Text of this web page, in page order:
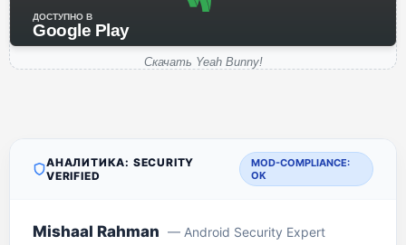
ДОСТУПНО В
Google Play
Скачать Yeah Bunny!
АНАЛИТИКА: SECURITY
VERIFIED
MOD-COMPLIANCE:
OK
Mishaal Rahman — Android Security Expert